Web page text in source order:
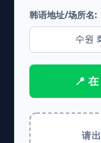
韩语地址/场所名:
📍
请